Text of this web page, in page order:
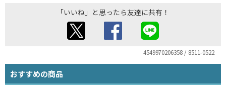
「いいね」と思ったら友達に共有！
4549970206358 / 8511-0522
おすすめの商品